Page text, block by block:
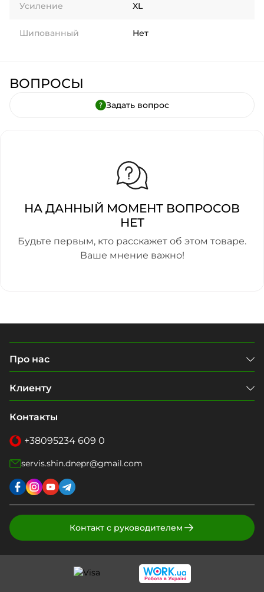
Усиление XL
Шипованный Нет
ВОПРОСЫ
Задать вопрос
НА ДАННЫЙ МОМЕНТ ВОПРОСОВ
НЕТ
Будьте первым, кто расскажет об этом товаре.
Ваше мнение важно!
Про нас
Клиенту
Контакты
+38095234 609 0
servis.shin.dnepr@gmail.com
Контакт с руководителем